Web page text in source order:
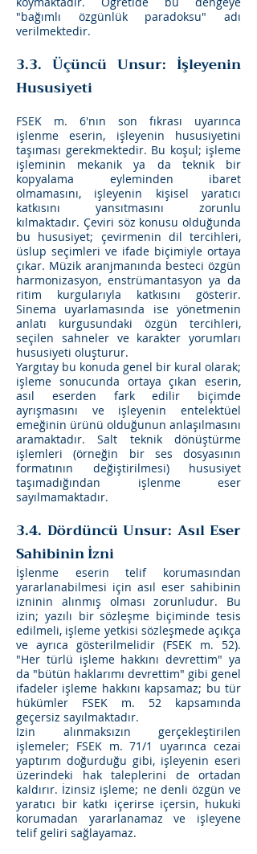
"bağımlı özgünlük paradoksu" adı
verilmektedir.
3.3. Üçüncü Unsur: İşleyenin
Hususiyeti
FSEK m. 6'nın son fıkrası uyarınca
işlenme eserin, işleyenin hususiyetini
taşıması gerekmektedir. Bu koşul; işleme
işleminin mekanik ya da teknik bir
kopyalama eyleminden ibaret
olmamasını, işleyenin kişisel yaratıcı
katkısını yansıtmasını zorunlu
kılmaktadır. Çeviri söz konusu olduğunda
bu hususiyet; çevirmenin dil tercihleri,
üslup seçimleri ve ifade biçimiyle ortaya
çıkar. Müzik aranjmanında besteci özgün
harmonizasyon, enstrümantasyon ya da
ritim kurgularıyla katkısını gösterir.
Sinema uyarlamasında ise yönetmenin
anlatı kurgusundaki özgün tercihleri,
seçilen sahneler ve karakter yorumları
hususiyeti oluşturur.
Yargıtay bu konuda genel bir kural olarak;
işleme sonucunda ortaya çıkan eserin,
asıl eserden fark edilir biçimde
ayrışmasını ve işleyenin entelektüel
emeğinin ürünü olduğunun anlaşılmasını
aramaktadır. Salt teknik dönüştürme
işlemleri (örneğin bir ses dosyasının
formatının değiştirilmesi) hususiyet
taşımadığından işlenme eser
sayılmamaktadır.
3.4. Dördüncü Unsur: Asıl Eser
Sahibinin İzni
İşlenme eserin telif korumasından
yararlanabilmesi için asıl eser sahibinin
izninin alınmış olması zorunludur. Bu
izin; yazılı bir sözleşme biçiminde tesis
edilmeli, işleme yetkisi sözleşmede açıkça
ve ayrıca gösterilmelidir (FSEK m. 52).
"Her türlü işleme hakkını devrettim" ya
da "bütün haklarımı devrettim" gibi genel
ifadeler işleme hakkını kapsamaz; bu tür
hükümler FSEK m. 52 kapsamında
geçersiz sayılmaktadır.
İzin alınmaksızın gerçekleştirilen
işlemeler; FSEK m. 71/1 uyarınca cezai
yaptırım doğurduğu gibi, işleyenin eseri
üzerindeki hak taleplerini de ortadan
kaldırır. İzinsiz işleme; ne denli özgün ve
yaratıcı bir katkı içerirse içersin, hukuki
korumadan yararlanamaz ve işleyene
telif geliri sağlayamaz.